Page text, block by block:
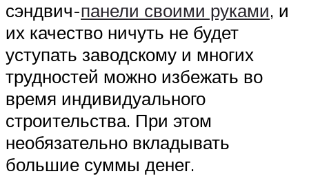
сэндвич-панели своими руками, и
их качество ничуть не будет
уступать заводскому и многих
трудностей можно избежать во
время индивидуального
строительства. При этом
необязательно вкладывать
большие суммы денег.